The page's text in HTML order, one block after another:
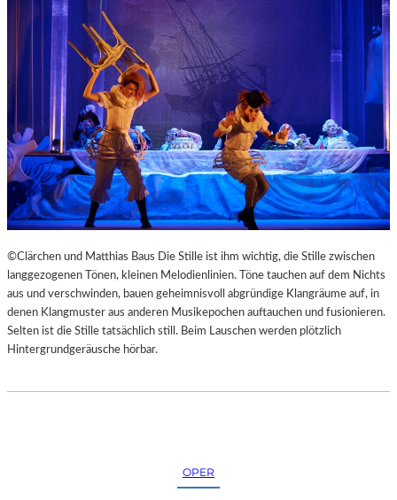
©Clärchen und Matthias Baus Die Stille ist ihm wichtig, die Stille zwischen
langgezogenen Tönen, kleinen Melodienlinien. Töne tauchen auf dem Nichts
aus und verschwinden, bauen geheimnisvoll abgründige Klangräume auf, in
denen Klangmuster aus anderen Musikepochen auftauchen und fusionieren.
Selten ist die Stille tatsächlich still. Beim Lauschen werden plötzlich
Hintergrundgeräusche hörbar.
OPER